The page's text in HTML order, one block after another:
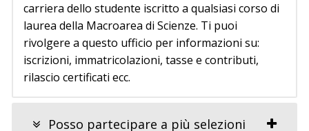
carriera dello studente iscritto a qualsiasi corso di
laurea della Macroarea di Scienze. Ti puoi
rivolgere a questo ufficio per informazioni su:
iscrizioni, immatricolazioni, tasse e contributi,
rilascio certificati ecc.
Posso partecipare a più selezioni